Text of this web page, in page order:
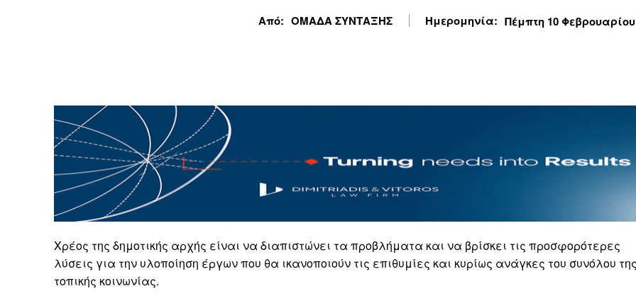
Από: ΟΜΑΔΑ ΣΥΝΤΑΞΗΣ Ημερομηνία: Πέμπτη 10 Φεβρουαρίου
Χρέος της δημοτικής αρχής είναι να διαπιστώνει τα προβλήματα και να βρίσκει τις προσφορότερες
λύσεις για την υλοποίηση έργων που θα ικανοποιούν τις επιθυμίες και κυρίως ανάγκες του συνόλου
τοπικής κοινωνίας.